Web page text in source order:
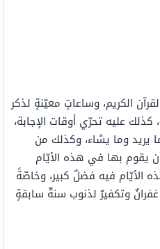
الكريم، وساعاتٍ معيّنةٍ لذكر
عليه تحرّي أوقات الإجابة،
يريد وما يشاء، وكذلك من
يقوم بها في هذه الأيّام
الأيّام فيه فضلٌ كبير، وخاصّةً
وتكفيرٌ لذنوب سنةّ سابقةٍ